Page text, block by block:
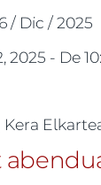
6 / Dic / 2025
2025 - De